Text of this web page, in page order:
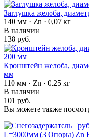
Заглушка желоба,
140 мм · Zn · 0,07 кг
В наличии
138 руб.
Кронштейн желоба,
мм
110 мм · Zn · 0,25 кг
В наличии
101 руб.
Вы можете также